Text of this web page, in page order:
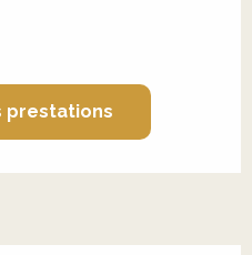
prestations